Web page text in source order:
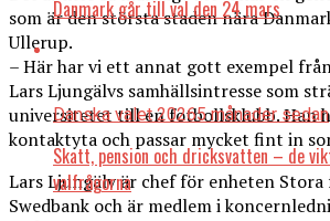
som är den största staden nära
Ullerup.
– Här har vi ett annat gott exempel
Lars Ljungälvs samhällsintresse som
universitetet till en fotbollsklubb. Han
kontaktyta och passar mycket fint in
Lars Ljungälv är chef för enheten
Swedbank och är medlem i
Danmark går till val den 24 mars
Danska valet 20265 månader sedan
Skatt, pension och dricksvatten – de
valfrågorna